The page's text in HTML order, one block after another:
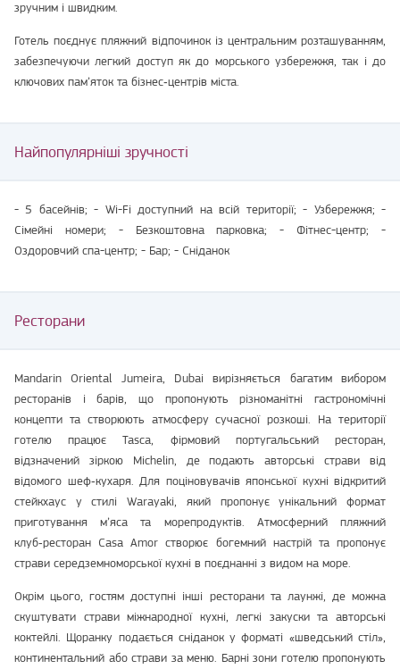
зручним і швидким.
Готель поєднує пляжний відпочинок із центральним розташуванням,
забезпечуючи легкий доступ як до морського узбережжя, так і до
ключових пам’яток та бізнес‑центрів міста.
Найпопулярніші зручності
- 5 басейнів; - Wi-Fi доступний на всій території; - Узбережжя; -
Сімейні номери; - Безкоштовна парковка; - Фітнес-центр; -
Оздоровчий спа-центр; - Бар; - Сніданок
Ресторани
Mandarin Oriental Jumeira, Dubai вирізняється багатим вибором
ресторанів і барів, що пропонують різноманітні гастрономічні
концепти та створюють атмосферу сучасної розкоші. На території
готелю працює Tasca, фірмовий португальський ресторан,
відзначений зіркою Michelin, де подають авторські страви від
відомого шеф‑кухаря. Для поціновувачів японської кухні відкритий
стейкхаус у стилі Warayaki, який пропонує унікальний формат
приготування м’яса та морепродуктів. Атмосферний пляжний
клуб‑ресторан Casa Amor створює богемний настрій та пропонує
страви середземноморської кухні в поєднанні з видом на море.
Окрім цього, гостям доступні інші ресторани та лаунжі, де можна
скуштувати страви міжнародної кухні, легкі закуски та авторські
коктейлі. Щоранку подається сніданок у форматі «шведський стіл»,
континентальний або страви за меню. Барні зони готелю пропонують